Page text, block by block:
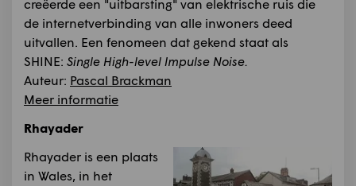
creëerde een "uitbarsting" van elektrische ruis die
de internetverbinding van alle inwoners deed
uitvallen. Een fenomeen dat gekend staat als
SHINE: Single High-level Impulse Noise.
Auteur: Pascal Brackman
Meer informatie
Rhayader
Rhayader is een plaats
in Wales, in het